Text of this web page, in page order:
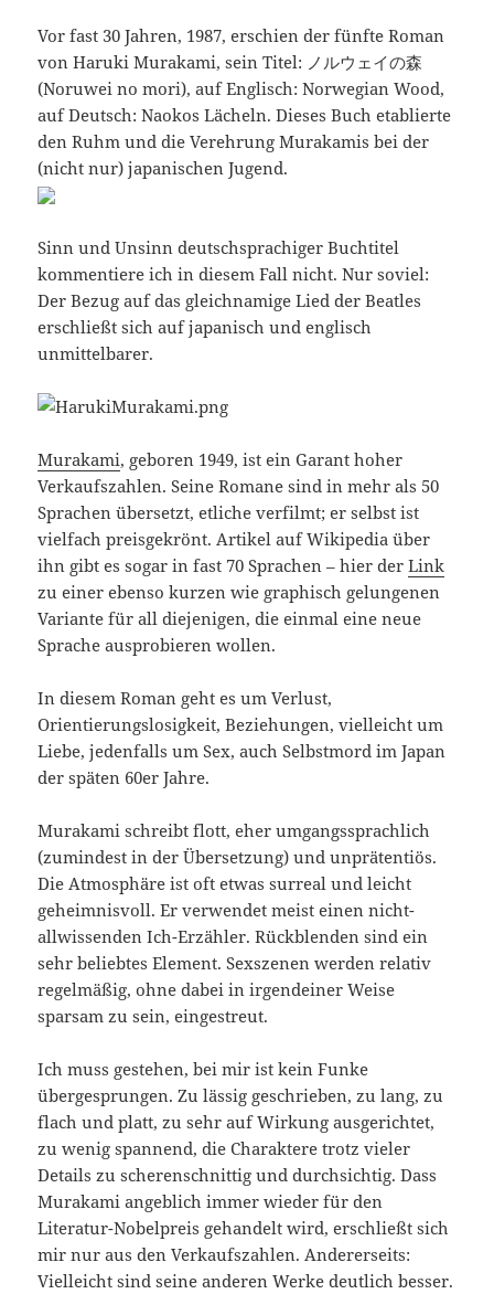
Vor fast 30 Jahren, 1987, erschien der fünfte Roman
von Haruki Murakami, sein Titel: ノルウェイの森
(Noruwei no mori), auf Englisch: Norwegian Wood,
auf Deutsch: Naokos Lächeln. Dieses Buch etablierte
den Ruhm und die Verehrung Murakamis bei der
(nicht nur) japanischen Jugend.
Sinn und Unsinn deutschsprachiger Buchtitel
kommentiere ich in diesem Fall nicht. Nur soviel:
Der Bezug auf das gleichnamige Lied der Beatles
erschließt sich auf japanisch und englisch
unmittelbarer.
Murakami, geboren 1949, ist ein Garant hoher
Verkaufszahlen. Seine Romane sind in mehr als 50
Sprachen übersetzt, etliche verfilmt; er selbst ist
vielfach preisgekrönt. Artikel auf Wikipedia über
ihn gibt es sogar in fast 70 Sprachen – hier derLink
zu einer ebenso kurzen wie graphisch gelungenen
Variante für all diejenigen, die einmal eine neue
Sprache ausprobieren wollen.
In diesem Roman geht es um Verlust,
Orientierungslosigkeit, Beziehungen, vielleicht um
Liebe, jedenfalls um Sex, auch Selbstmord im Japan
der späten 60er Jahre.
Murakami schreibt flott, eher umgangssprachlich
(zumindest in der Übersetzung) und unprätentiös.
Die Atmosphäre ist oft etwas surreal und leicht
geheimnisvoll. Er verwendet meist einen nicht-
allwissenden Ich-Erzähler. Rückblenden sind ein
sehr beliebtes Element. Sexszenen werden relativ
regelmäßig, ohne dabei in irgendeiner Weise
sparsam zu sein, eingestreut.
Ich muss gestehen, bei mir ist kein Funke
übergesprungen. Zu lässig geschrieben, zu lang, zu
flach und platt, zu sehr auf Wirkung ausgerichtet,
zu wenig spannend, die Charaktere trotz vieler
Details zu scherenschnittig und durchsichtig. Dass
Murakami angeblich immer wieder für den
Literatur-Nobelpreis gehandelt wird, erschließt sich
mir nur aus den Verkaufszahlen. Andererseits:
Vielleicht sind seine anderen Werke deutlich besser.